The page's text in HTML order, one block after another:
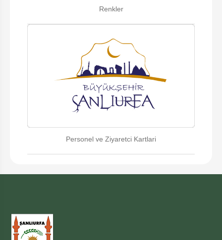
Renkler
Personel ve Ziyaretci Kartlari